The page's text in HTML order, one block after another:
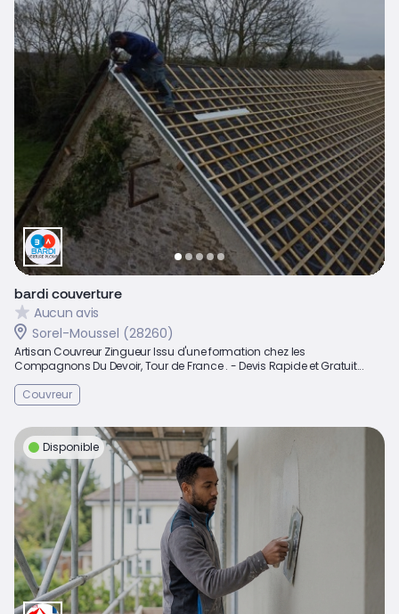
bardi couverture
Aucun avis
Sorel-Moussel (28260)
Artisan Couvreur Zingueur Issu d'une formation chez les
Compagnons Du Devoir, Tour de France . - Devis Rapide et Gratuit...
Couvreur
Disponible